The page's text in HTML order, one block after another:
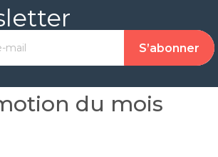
du mois